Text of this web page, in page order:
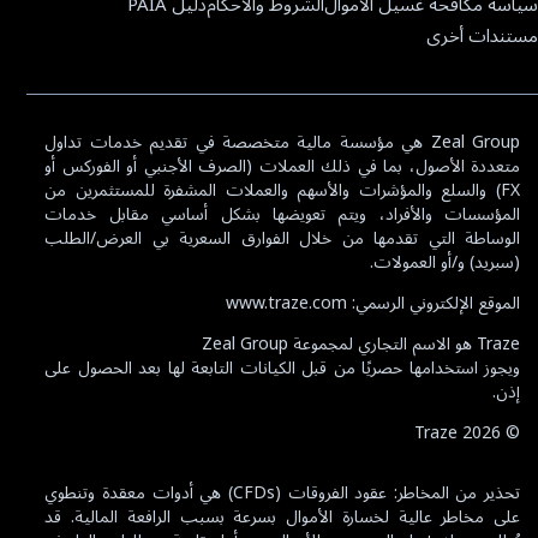
مستندات أخرى
Zeal Group هي مؤسسة مالية متخصصة في تقديم خدمات تداول
متعددة الأصول، بما في ذلك العملات (الصرف الأجنبي أو الفوركس أو
FX) والسلع والمؤشرات والأسهم والعملات المشفرة للمستثمرين من
المؤسسات والأفراد، ويتم تعويضها بشكل أساسي مقابل خدمات
الوساطة التي تقدمها من خلال الفوارق السعرية بي العرض/الطلب
(سبريد) و/أو العمولات.
الموقع الإلكتروني الرسمي: www.traze.com
Traze هو الاسم التجاري لمجموعة Zeal Group
ويجوز استخدامها حصريًا من قبل الكيانات التابعة لها بعد الحصول على
إذن.
©
2026
تحذير من المخاطر: عقود الفروقات (CFDs) هي أدوات معقدة وتنطوي
على مخاطر عالية لخسارة الأموال بسرعة بسبب الرافعة المالية. قد